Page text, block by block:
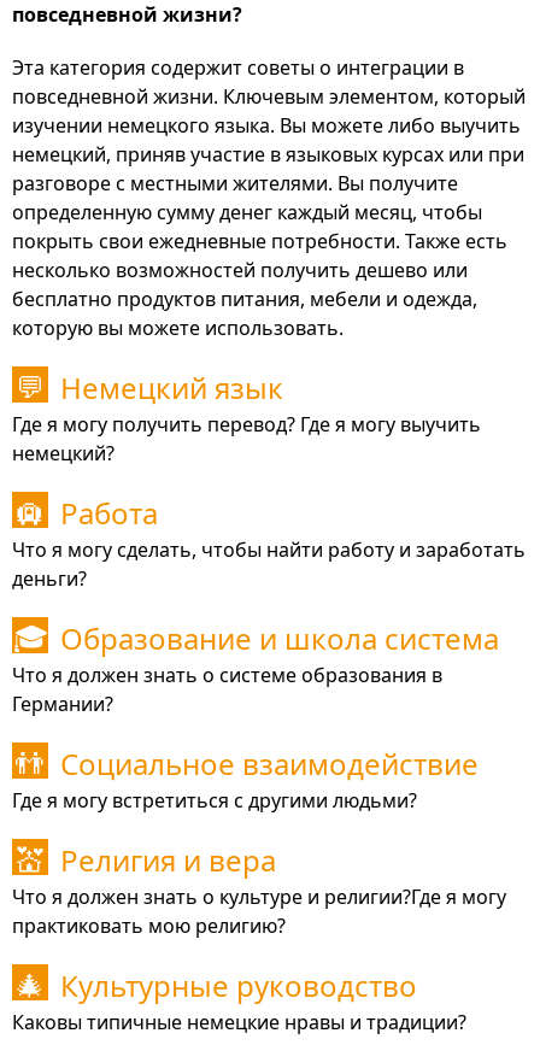
повседневной жизни?
Эта категория содержит советы о интеграции в
повседневной жизни. Ключевым элементом, который
изучении немецкого языка. Вы можете либо выучить
немецкий, приняв участие в языковых курсах или при
разговоре с местными жителями. Вы получите
определенную сумму денег каждый месяц, чтобы
покрыть свои ежедневные потребности. Также есть
несколько возможностей получить дешево или
бесплатно продуктов питания, мебели и одежда,
которую вы можете использовать.
💬 Немецкий язык
Где я могу получить перевод? Где я могу выучить
немецкий?
🛄 Работа
Что я могу сделать, чтобы найти работу и заработать
деньги?
🎓 Образование и школа система
Что я должен знать о системе образования в
Германии?
👬 Социальное взаимодействие
Где я могу встретиться с другими людьми?
💒 Религия и вера
Что я должен знать о культуре и религии?Где я могу
практиковать мою религию?
🎄 Культурные руководство
Каковы типичные немецкие нравы и традиции?